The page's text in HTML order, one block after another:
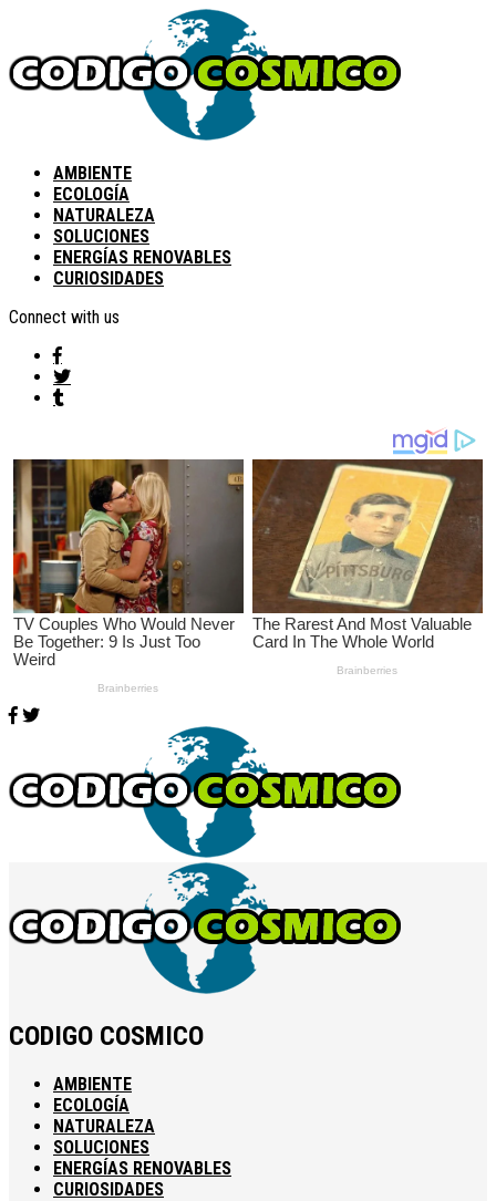
AMBIENTE
ECOLOGÍA
NATURALEZA
SOLUCIONES
ENERGÍAS RENOVABLES
CURIOSIDADES
Connect with us
CODIGO COSMICO
AMBIENTE
ECOLOGÍA
NATURALEZA
SOLUCIONES
ENERGÍAS RENOVABLES
CURIOSIDADES